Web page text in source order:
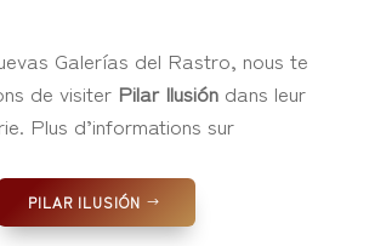
Galerías del Rastro, nous te
de visiter Pilar Ilusión dans leur
Plus d’informations sur
PILAR ILUSIÓN